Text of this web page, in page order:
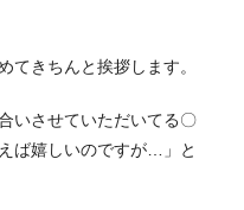
てきちんと挨拶します。
いさせていただいてる〇
ば嬉しいのですが…」と